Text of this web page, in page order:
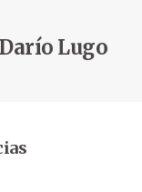
Darío Lugo